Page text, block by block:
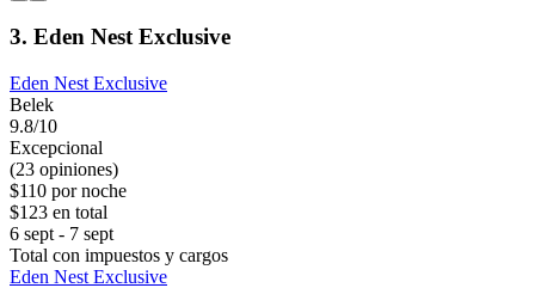
3. Eden Nest Exclusive
Eden Nest Exclusive
Belek
9.8/10
Excepcional
(23 opiniones)
$110 por noche
$123 en total
6 sept - 7 sept
Total con impuestos y cargos
Eden Nest Exclusive